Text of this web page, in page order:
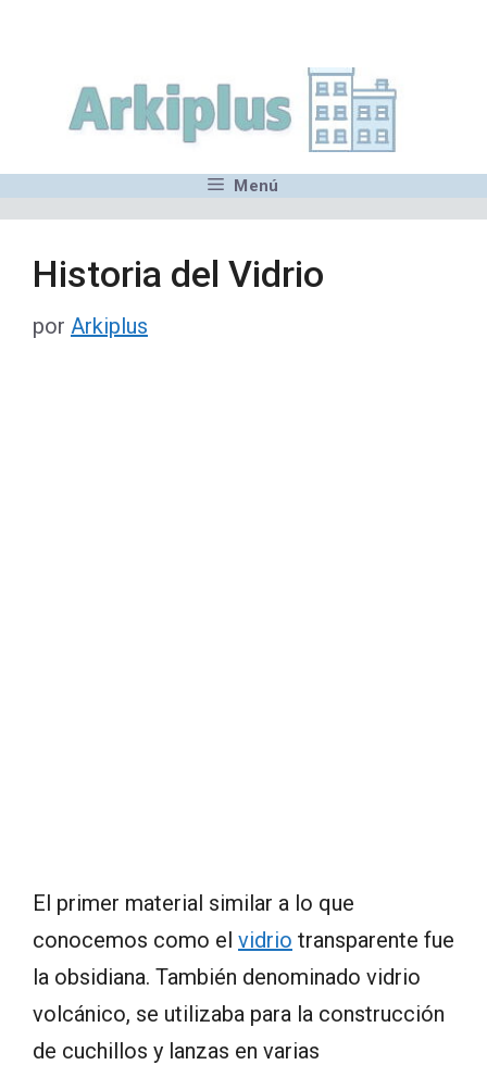
contenido
Menú
Historia del Vidrio
por Arkiplus
El primer material similar a lo que
conocemos como el vidrio transparente fue
la obsidiana. También denominado vidrio
volcánico, se utilizaba para la construcción
de cuchillos y lanzas en varias